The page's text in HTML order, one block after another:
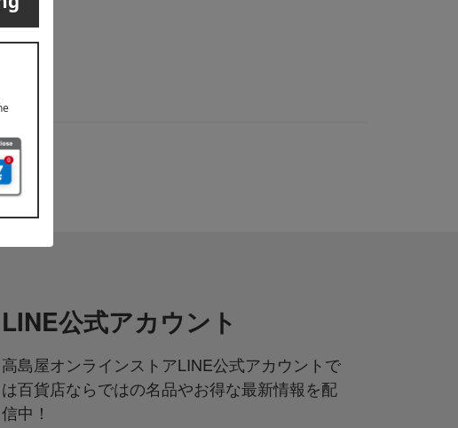
LINE公式アカウント
高島屋オンラインストアLINE公式アカウントで
は百貨店ならではの名品やお得な最新情報を配
信中！